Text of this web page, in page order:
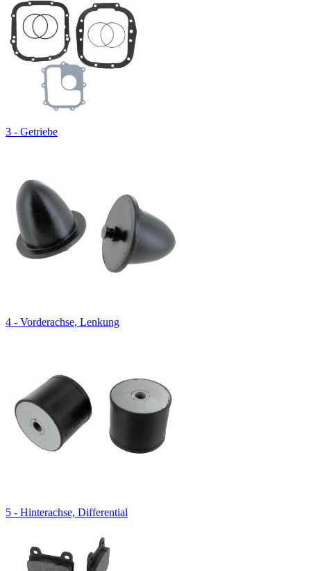
3 - Getriebe
4 - Vorderachse, Lenkung
5 - Hinterachse, Differential